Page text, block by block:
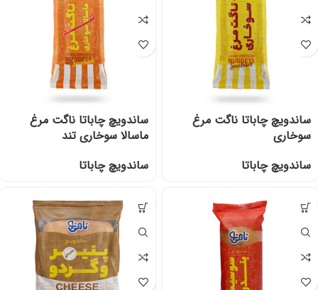
ساندویچ چاباتا ناگت مرغ
سوخاری
ساندویچ چاباتا
ساندویچ چاباتا ناگت مرغ
ماسالا سوخاری تند
ساندویچ چاباتا